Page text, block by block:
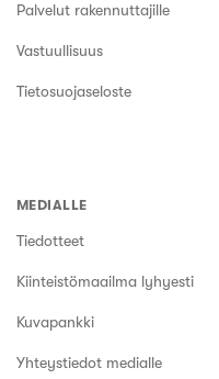
Palvelut rakennuttajille
Vastuullisuus
Tietosuojaseloste
MEDIALLE
Tiedotteet
Kiinteistömaailma lyhyesti
Kuvapankki
Yhteystiedot medialle